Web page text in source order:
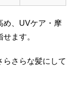
め、UVケア・摩
ます。
らさらな髪にして